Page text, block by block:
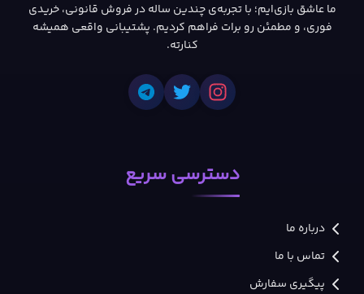
ما عاشق بازی‌ایم؛ با تجربه‌ی چندین ساله در فروش قانونی، خریدی
فوری، و مطمئن رو برات فراهم کردیم. پشتیبانی واقعی همیشه
کنارته.
دسترسی سریع
درباره ما
تماس با ما
پیگیری سفارش